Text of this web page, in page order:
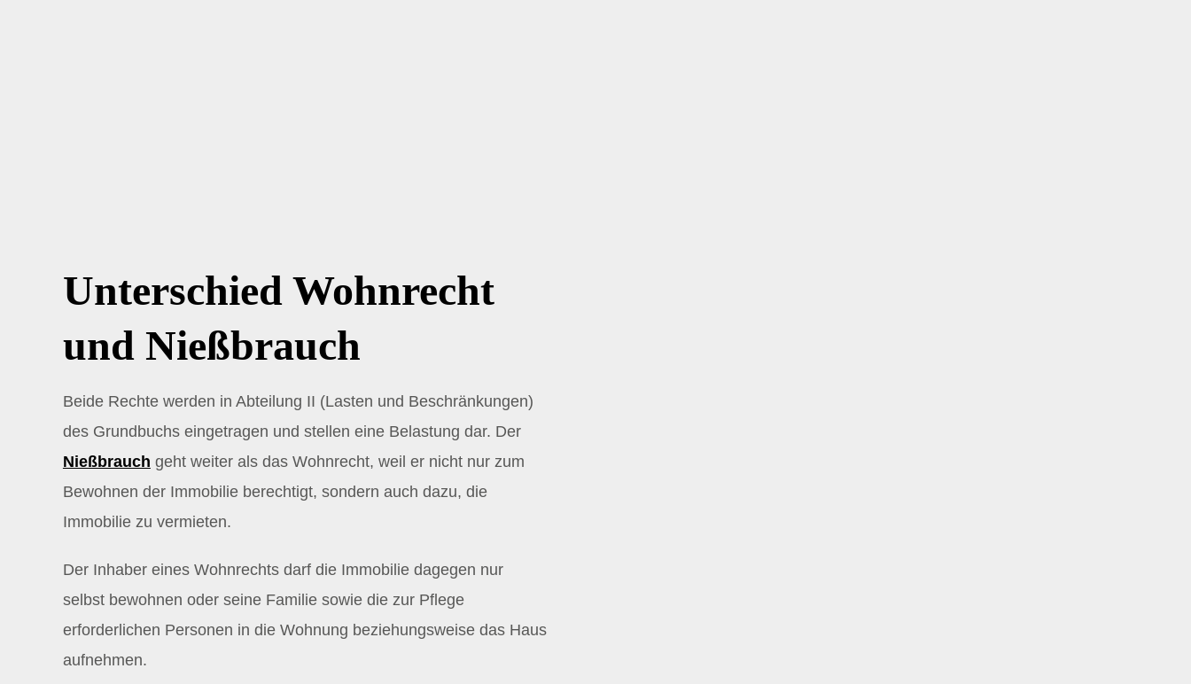
Unterschied Wohnrecht
und Nießbrauch
Beide Rechte werden in Abteilung II (Lasten und Beschränkungen)
des Grundbuchs eingetragen und stellen eine Belastung dar. Der
Nießbrauch geht weiter als das Wohnrecht, weil er nicht nur zum
Bewohnen der Immobilie berechtigt, sondern auch dazu, die
Immobilie zu vermieten.
Der Inhaber eines Wohnrechts darf die Immobilie dagegen nur
selbst bewohnen oder seine Familie sowie die zur Pflege
erforderlichen Personen in die Wohnung beziehungsweise das Haus
aufnehmen.